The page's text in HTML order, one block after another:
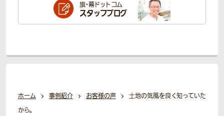
旗・幕ドットコム
スタッフブログ
ホーム 事例紹介 お客様の声
土地の気風を良く知っていた
から。